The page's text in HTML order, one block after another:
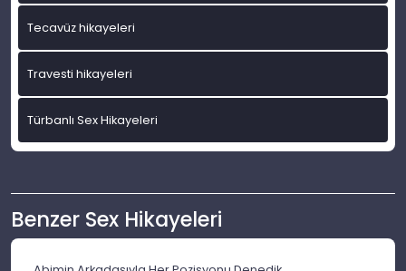
Tecavüz hikayeleri
Travesti hikayeleri
Türbanlı Sex Hikayeleri
Benzer Sex Hikayeleri